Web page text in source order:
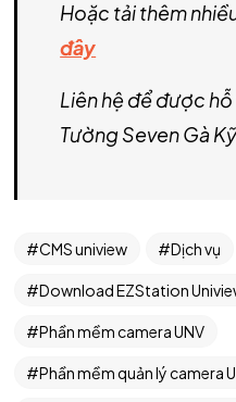
Hoặc tải thêm
đây
Liên hệ để được hỗ
Tường Seven Gà
CMS uniview Dịch vụ
Download EZStation
Phần mềm camera UNV
Phần mềm quản lý camera